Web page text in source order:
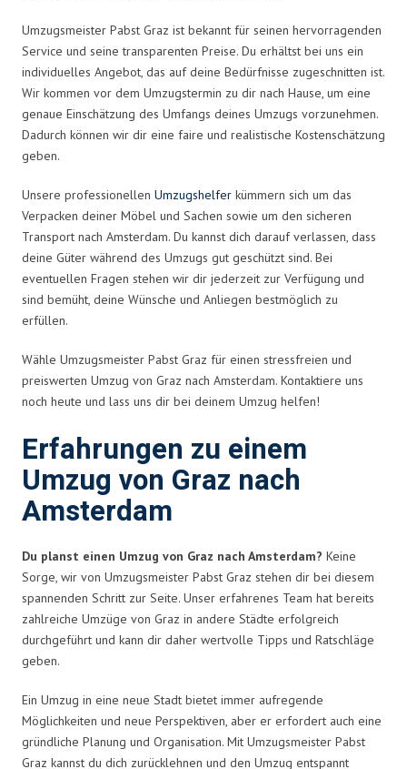
Umzugsmeister Pabst Graz ist bekannt für seinen hervorragenden
Service und seine transparenten Preise. Du erhältst bei uns ein
individuelles Angebot, das auf deine Bedürfnisse zugeschnitten ist.
Wir kommen vor dem Umzugstermin zu dir nach Hause, um eine
genaue Einschätzung des Umfangs deines Umzugs vorzunehmen.
Dadurch können wir dir eine faire und realistische Kostenschätzung
geben.
Unsere professionellen Umzugshelfer kümmern sich um das
Verpacken deiner Möbel und Sachen sowie um den sicheren
Transport nach Amsterdam. Du kannst dich darauf verlassen, dass
deine Güter während des Umzugs gut geschützt sind. Bei
eventuellen Fragen stehen wir dir jederzeit zur Verfügung und
sind bemüht, deine Wünsche und Anliegen bestmöglich zu
erfüllen.
Wähle Umzugsmeister Pabst Graz für einen stressfreien und
preiswerten Umzug von Graz nach Amsterdam. Kontaktiere uns
noch heute und lass uns dir bei deinem Umzug helfen!
Erfahrungen zu einem
Umzug von Graz nach
Amsterdam
Du planst einen Umzug von Graz nach Amsterdam? Keine
Sorge, wir von Umzugsmeister Pabst Graz stehen dir bei diesem
spannenden Schritt zur Seite. Unser erfahrenes Team hat bereits
zahlreiche Umzüge von Graz in andere Städte erfolgreich
durchgeführt und kann dir daher wertvolle Tipps und Ratschläge
geben.
Ein Umzug in eine neue Stadt bietet immer aufregende
Möglichkeiten und neue Perspektiven, aber er erfordert auch eine
gründliche Planung und Organisation. Mit Umzugsmeister Pabst
Graz kannst du dich zurücklehnen und den Umzug entspannt